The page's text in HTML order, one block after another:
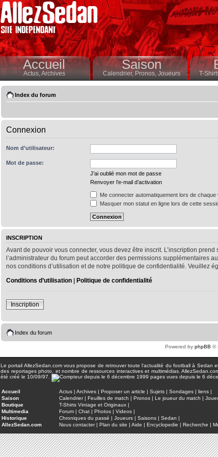
Accueil
Actus,Archives
Saison
Calendrier,Pronos, Joueurs T-
Index du forum
Connexion
Nom d’utilisateur:
Mot de passe:
J’ai oublié mon mot de passe
Renvoyer l’e-mail d’activation
Me connecter automatiquement lors de chaque
Masquer mon statut en ligne lors de cette
INSCRIPTION
Avant de pouvoir vous connecter, vous devez être inscrit. L’inscription
l’administrateur du forum peut accorder des permissions supplémentaires
nos conditions d’utilisation et de notre politique de confidentialité. Veuillez
Conditions d’utilisation | Politique de confidentialité
Inscription
Index du forum
Powered by phpBB ©
Le portail AllezSedan.com vous propose de retrouver toute l'actualité du football à Sedan
des reportages photo, et nombre de ressources interactives et multimédias.
été créé le 10/09/97.
pages vues depuis le 6
Accueil Actus | Archives | Proposer un article | Sujets | Sondages | liens |
Saison
Calendrier| Feuilles de match | Pronos | Le joueur du match |
Boutique
T-Shirts Vintage et Originaux |
Multimedia
Forum | Chat | Photos | Videos |
Historique
Chroniques du passé | Joueurs | Saisons | Sedan |
AllezSedan.com
Nous contacter| Plan du site | Aide | Encyclopedie | Recherche |